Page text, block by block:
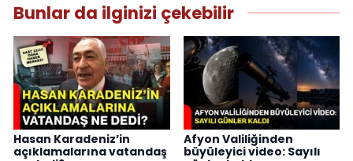
Bunlar da ilginizi çekebilir
Hasan Karadeniz’in
açıklamalarına vatandaş
Afyon Valiliğinden
büyüleyici video: Sayılı